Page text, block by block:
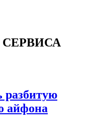
разбитую
айфона